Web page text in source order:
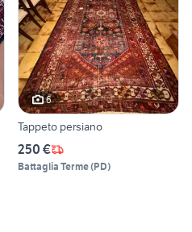
6
Tappeto persiano
250 €
Battaglia Terme(PD)